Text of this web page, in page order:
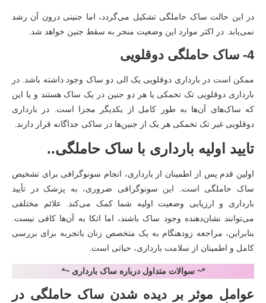
در این حالت ساک حاملگی تشکیل می‌گردد، اما جنینی درون آن رشد
نمی‌یابد. در اکثر موارد این وضعیت منجر به سقط جنین خواهد شد.
4- ساک حاملگی دوقلویی
ممکن است در بارداری دوقلویی یک الی دو ساک وجود داشته باشد. در
بارداری دوقلویی تک تخمکی یا هر دو جنین در یک ساک هستند و یا این
که ساک‌های آن‌ها به طور کامل از یکدیگر مجزا است. در بارداری
دوقلویی غیر تک تخمکی هر یک از جنین‌ها در ساکی جداگانه قرار دارند.
تایید اولیه بارداری با ساک حاملگی..
اولین قدم پس از اطمینان از بارداری، انجام سونوگرافی برای تشخیص
ساک حاملگی است. این سونوگرافی ضروری، به پزشک در تأیید
بارداری و ارزیابی وضعیت اولیه شما کمک می‌کند. علائم مختلفی
می‌توانند نشان‌دهنده وجود ساک باشند، اما اتکا به آن‌ها کافی نیست.
بنابراین، مراجعه زودهنگام به یک متخصص زنان باتجربه برای بررسی
کامل و اطمینان از سلامت بارداری، حیاتی است.
*~ سوالات متداول درباره ساک بارداری ~*
عوامل موثر بر دیده شدن ساک حاملگی در